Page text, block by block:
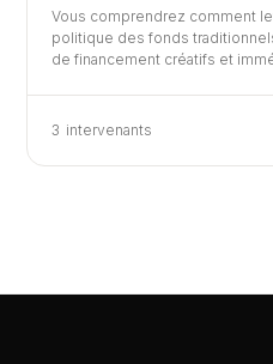
Vous comprendrez comment
politique des fonds
de financement créatifs et
3 intervenants